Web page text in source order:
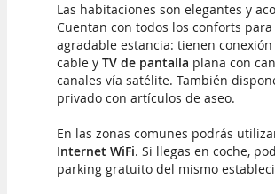
Las habitaciones son elegantes y
Cuentan con todos los conforts
agradable estancia: tienen
cable y TV de pantalla plana con
canales vía satélite. También
privado con artículos de aseo.
En las zonas comunes podrás
Internet WiFi. Si llegas en coche,
parking gratuito del mismo